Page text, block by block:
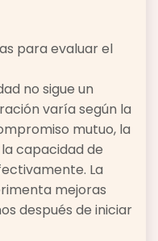
para evaluar el
no sigue un
varía según la
mutuo, la
capacidad de
La
mejoras
después de iniciar